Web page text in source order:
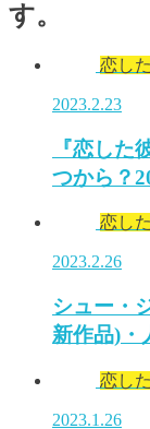
す。
恋し
2023.2.23
『恋した
つから？
恋し
2023.2.26
シュー・
新作品)
恋し
2023.1.26